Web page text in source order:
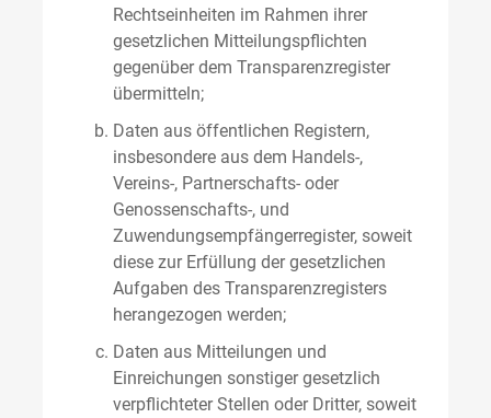
Rechtseinheiten im Rahmen ihrer
gesetzlichen Mitteilungspflichten
gegenüber dem Transparenzregister
übermitteln;
Daten aus öffentlichen Registern,
insbesondere aus dem Handels-,
Vereins-, Partnerschafts- oder
Genossenschafts-, und
Zuwendungsempfängerregister, soweit
diese zur Erfüllung der gesetzlichen
Aufgaben des Transparenzregisters
herangezogen werden;
Daten aus Mitteilungen und
Einreichungen sonstiger gesetzlich
verpflichteter Stellen oder Dritter, soweit